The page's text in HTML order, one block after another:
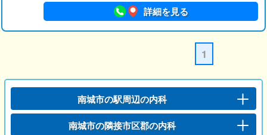
詳細を見る
1
南城市の駅周辺の内科
南城市の隣接市区郡の内科